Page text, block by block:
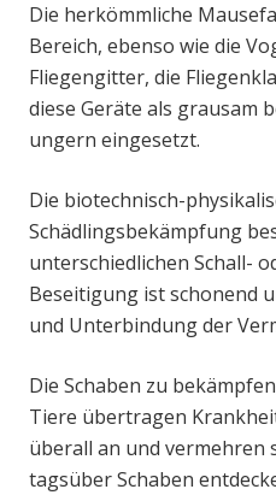
Die herkömmliche
Bereich, ebenso wie die
Fliegengitter, die
diese Geräte als grausam
ungern eingesetzt.
Die biotechnisch-
Schädlingsbekämpfung
unterschiedlichen Schall-
Beseitigung ist schonend
und Unterbindung der
Die Schaben zu
Tiere übertragen
überall an und vermehren
tagsüber Schaben